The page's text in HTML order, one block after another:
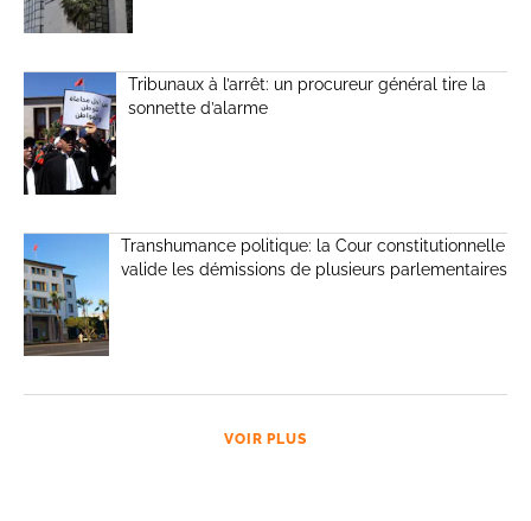
Tribunaux à l’arrêt: un procureur général tire la
sonnette d’alarme
Transhumance politique: la Cour constitutionnelle
valide les démissions de plusieurs parlementaires
VOIR PLUS